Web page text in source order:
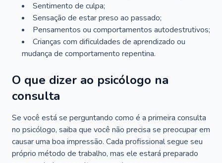
Sentimento de culpa;
Sensação de estar preso ao passado;
Pensamentos ou comportamentos autodestrutivos;
Crianças com dificuldades de aprendizado ou
mudança de comportamento repentina.
O que dizer ao psicólogo na
consulta
Se você está se perguntando como é a primeira consulta
no psicólogo, saiba que você não precisa se preocupar em
causar uma boa impressão. Cada profissional segue seu
próprio método de trabalho, mas ele estará preparado